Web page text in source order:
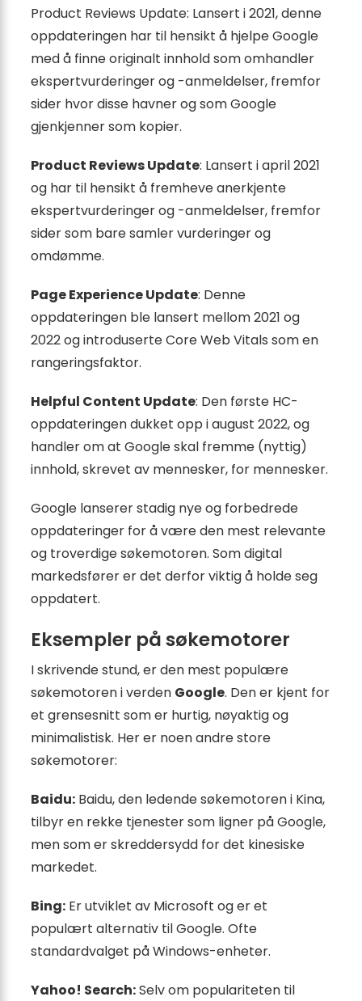
Product Reviews Update: Lansert i 2021, denne
oppdateringen har til hensikt å hjelpe Google
med å finne originalt innhold som omhandler
ekspertvurderinger og -anmeldelser, fremfor
sider hvor disse havner og som Google
gjenkjenner som kopier.
Product Reviews Update: Lansert i april 2021
og har til hensikt å fremheve anerkjente
ekspertvurderinger og -anmeldelser, fremfor
sider som bare samler vurderinger og
omdømme.
Page Experience Update: Denne
oppdateringen ble lansert mellom 2021 og
2022 og introduserte Core Web Vitals som en
rangeringsfaktor.
Helpful Content Update: Den første HC-
oppdateringen dukket opp i august 2022, og
handler om at Google skal fremme (nyttig)
innhold, skrevet av mennesker, for mennesker.
Google lanserer stadig nye og forbedrede
oppdateringer for å være den mest relevante
og troverdige søkemotoren. Som digital
markedsfører er det derfor viktig å holde seg
oppdatert.
Eksempler på søkemotorer
I skrivende stund, er den mest populære
søkemotoren i verden Google. Den er kjent for
et grensesnitt som er hurtig, nøyaktig og
minimalistisk. Her er noen andre store
søkemotorer:
Baidu: Baidu, den ledende søkemotoren i Kina,
tilbyr en rekke tjenester som ligner på Google,
men som er skreddersydd for det kinesiske
markedet.
Bing: Er utviklet av Microsoft og er et
populært alternativ til Google. Ofte
standardvalget på Windows-enheter.
Yahoo! Search:Selv om populariteten til